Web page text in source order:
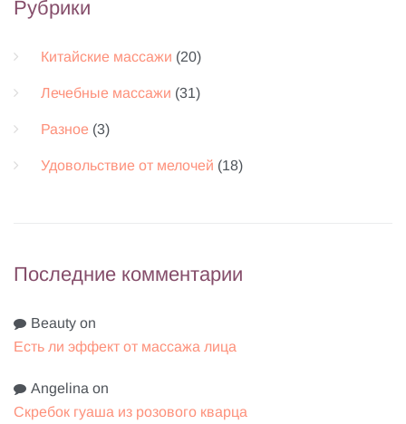
Рубрики
Китайские массажи (20)
Лечебные массажи (31)
Разное (3)
Удовольствие от мелочей (18)
Последние комментарии
Beauty on
Есть ли эффект от массажа лица
Angelina on
Скребок гуаша из розового кварца